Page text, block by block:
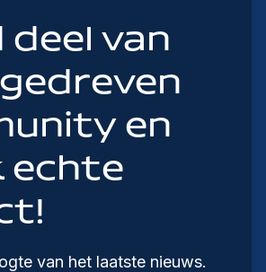
deel van
en
echte
van het laatste nieuws.